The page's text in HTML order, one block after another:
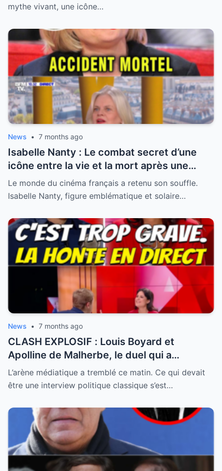
mythe vivant, une icône…
News • 7 months ago
Isabelle Nanty : Le combat secret d’une
icône entre la vie et la mort après une
hospitalisation critique
Le monde du cinéma français a retenu son souffle.
Isabelle Nanty, figure emblématique et solaire…
News • 7 months ago
CLASH EXPLOSIF : Louis Boyard et
Apolline de Malherbe, le duel qui a
embrasé le direct !
L’arène médiatique a tremblé ce matin. Ce qui devait
être une interview politique classique s’est…